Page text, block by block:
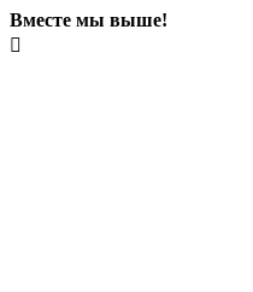
Вместе мы выше!
